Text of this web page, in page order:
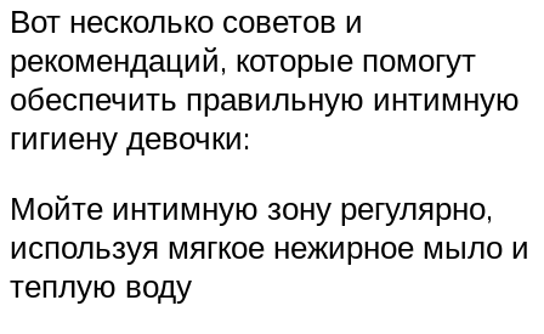
Вот несколько советов и
рекомендаций, которые помогут
обеспечить правильную интимную
гигиену девочки:
Мойте интимную зону регулярно,
используя мягкое нежирное мыло и
теплую воду